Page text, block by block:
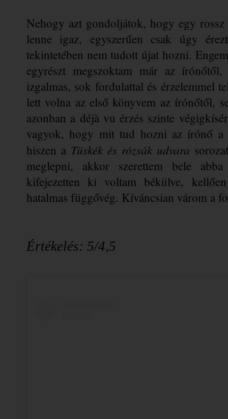
Nehogy azt gondoljátok, hogy egy
lenne igaz, egyszerűen csak úgy
tekintetében nem tudott újat hozni.
egyrészt megszoktam már az
izgalmas, sok fordulattal és érzelemmel
lett volna az első könyvem az írónőtől,
azonban a déjà vu érzés szinte
vagyok, hogy mit tud hozni az írónő a
hiszen a Tüskék és rózsák udvara
meglepni, akkor szerettem bele
kifejezetten ki voltam békülve,
hatalmas függővég. Kíváncsian várom a
Értékelés: 5/4,5